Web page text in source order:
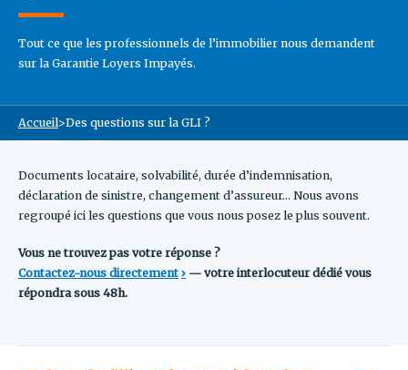
Tout ce que les professionnels de l’immobilier nous demandent
sur la Garantie Loyers Impayés.
Accueil>Des questions sur la GLI ?
Documents locataire, solvabilité, durée d’indemnisation,
déclaration de sinistre, changement d’assureur… Nous avons
regroupé ici les questions que vous nous posez le plus souvent.
Vous ne trouvez pas votre réponse ?
Contactez-nous directement
— votre interlocuteur dédié vous
répondra sous 48h.